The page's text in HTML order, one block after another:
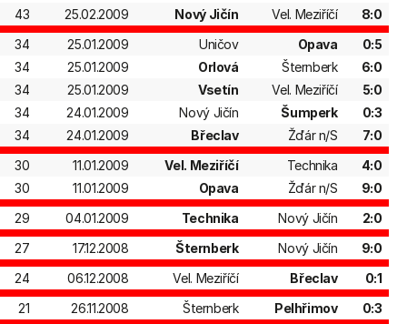
43
25.02.2009 Nový Jičín Vel. Meziříčí
8:0
34
25.01.2009 Uničov Opava
0:5
34
25.01.2009 Orlová Šternberk
6:0
34
25.01.2009 Vsetín Vel. Meziříčí
5:0
34
24.01.2009 Nový Jičín Šumperk
0:3
34
24.01.2009 Břeclav Žďár n/S
7:0
30
11.01.2009 Vel. Meziříčí Technika
4:0
30
11.01.2009 Opava Žďár n/S
9:0
29
04.01.2009 Technika Nový Jičín
2:0
27
17.12.2008 Šternberk Nový Jičín
9:0
24
06.12.2008 Vel. Meziříčí Břeclav
0:1
21
26.11.2008 Šternberk Pelhřimov
0:3